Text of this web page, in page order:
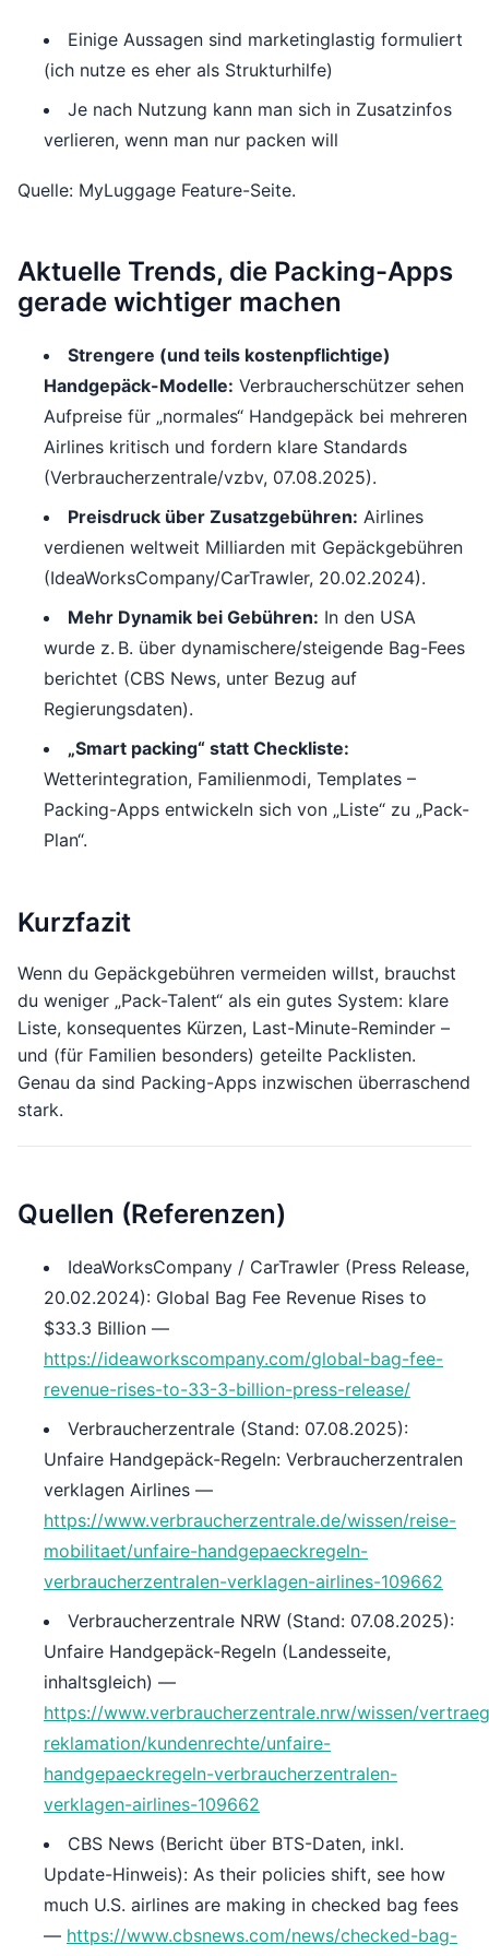
Einige Aussagen sind marketinglastig formuliert
(ich nutze es eher als Strukturhilfe)
Je nach Nutzung kann man sich in Zusatzinfos
verlieren, wenn man nur packen will
Quelle: MyLuggage Feature-Seite.
Aktuelle Trends, die Packing-Apps
gerade wichtiger machen
Strengere (und teils kostenpflichtige)
Handgepäck-Modelle: Verbraucherschützer sehen
Aufpreise für „normales“ Handgepäck bei mehreren
Airlines kritisch und fordern klare Standards
(Verbraucherzentrale/vzbv, 07.08.2025).
Preisdruck über Zusatzgebühren: Airlines
verdienen weltweit Milliarden mit Gepäckgebühren
(IdeaWorksCompany/CarTrawler, 20.02.2024).
Mehr Dynamik bei Gebühren: In den USA
wurde z. B. über dynamischere/steigende Bag-Fees
berichtet (CBS News, unter Bezug auf
Regierungsdaten).
„Smart packing“ statt Checkliste:
Wetterintegration, Familienmodi, Templates –
Packing-Apps entwickeln sich von „Liste“ zu „Pack-
Plan“.
Kurzfazit
Wenn du Gepäckgebühren vermeiden willst, brauchst
du weniger „Pack-Talent“ als ein gutes System: klare
Liste, konsequentes Kürzen, Last-Minute-Reminder –
und (für Familien besonders) geteilte Packlisten.
Genau da sind Packing-Apps inzwischen überraschend
stark.
Quellen (Referenzen)
IdeaWorksCompany / CarTrawler (Press Release,
20.02.2024): Global Bag Fee Revenue Rises to
$33.3 Billion —
https://ideaworkscompany.com/global-bag-fee-
revenue-rises-to-33-3-billion-press-release/
Verbraucherzentrale (Stand: 07.08.2025):
Unfaire Handgepäck-Regeln: Verbraucherzentralen
verklagen Airlines —
https://www.verbraucherzentrale.de/wissen/reise-
mobilitaet/unfaire-handgepaeckregeln-
verbraucherzentralen-verklagen-airlines-109662
Verbraucherzentrale NRW (Stand: 07.08.2025):
Unfaire Handgepäck-Regeln (Landesseite,
inhaltsgleich) —
https://www.verbraucherzentrale.nrw/wissen/
reklamation/kundenrechte/unfaire-
handgepaeckregeln-verbraucherzentralen-
verklagen-airlines-109662
CBS News (Bericht über BTS-Daten, inkl.
Update-Hinweis): As their policies shift, see how
much U.S. airlines are making in checked bag fees
— https://www.cbsnews.com/news/checked-bag-